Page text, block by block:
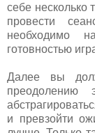
себе несколько
провести
необходимо
готовностью
Далее вы
преодолению
и превзойти